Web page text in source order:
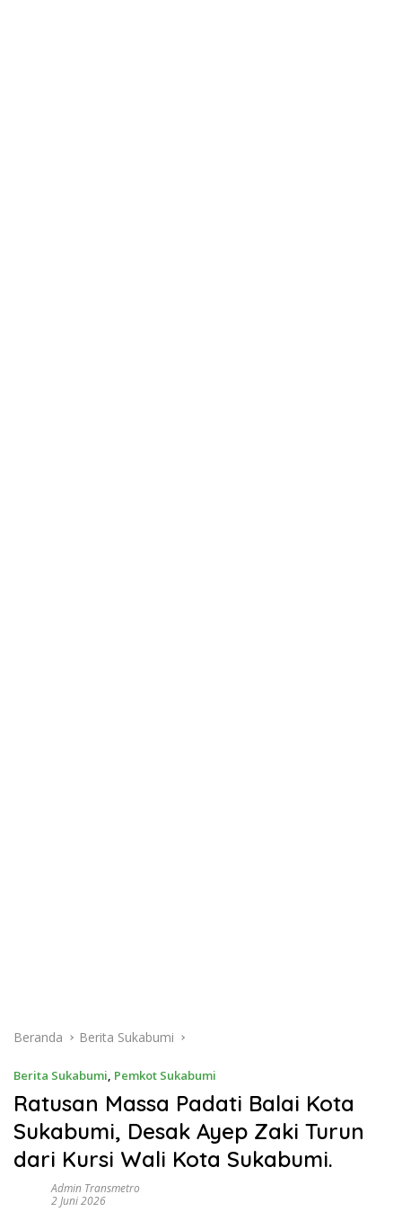
Beranda Berita Sukabumi
Berita Sukabumi, Pemkot Sukabumi
Ratusan Massa Padati Balai Kota
Sukabumi, Desak Ayep Zaki Turun
dari Kursi Wali Kota Sukabumi.
Admin Transmetro
2 Juni 2026